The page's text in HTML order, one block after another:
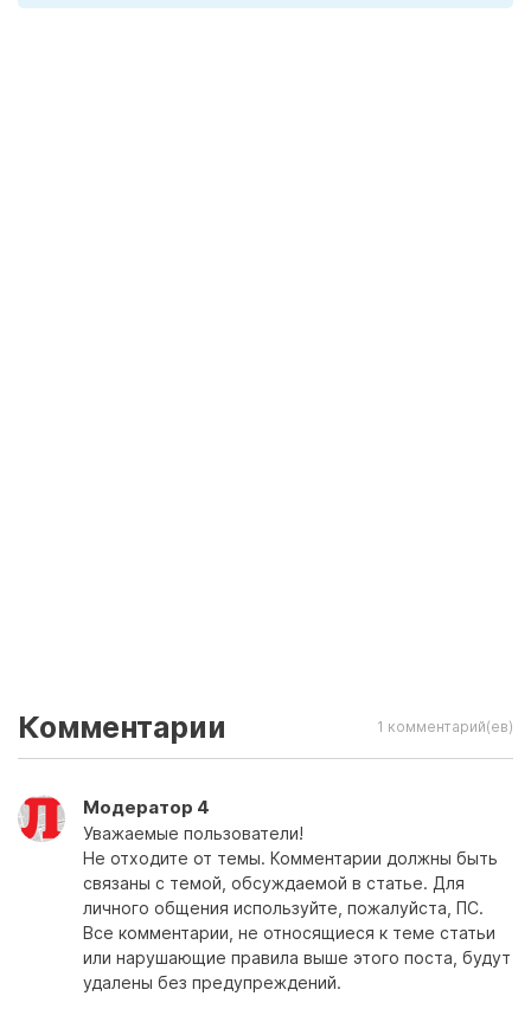
Комментарии 1 комментарий(ев)
Модератор 4
Уважаемые пользователи!
Не отходите от темы. Комментарии должны быть
связаны с темой, обсуждаемой в статье. Для
личного общения используйте, пожалуйста, ПС.
Все комментарии, не относящиеся к теме статьи
или нарушающие правила выше этого поста, будут
удалены без предупреждений.